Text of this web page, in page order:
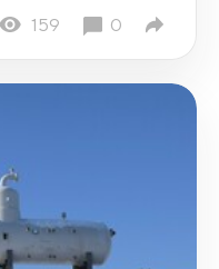
159 0